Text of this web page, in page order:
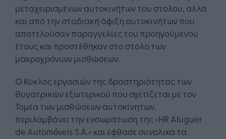
μεταχειρισμένων αυτοκινήτων του στόλου, αλλά
και από την σταδιακή άφιξη αυτοκινήτων που
αποτελούσαν παραγγελίες του προηγούμενου
έτους και προστέθηκαν στο στόλο των
μακροχρόνιων μισθώσεων.
Ο Κύκλος εργασιών της δραστηριότητας των
θυγατρικών εξωτερικού που σχετίζεται με τον
Τομέα των μισθώσεων αυτοκίνητων,
περιλαμβάνει την ενσωμάτωση της «HR Aluguer
de Automóveis S.A.» και έφθασε συνολικά τα